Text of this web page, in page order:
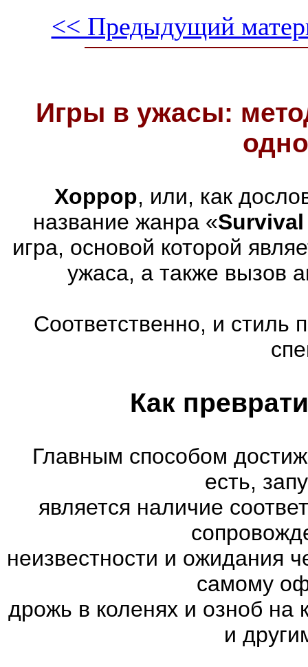
<< Предыдущий
Игры в ужасы:
Хоррор, или, как
название жанра «
игра, основой которой
ужаса, а также вызов
Соответственно, и стиль
Как
Главным способом
есть,
является наличие
неизвестности и ожидания
самому
дрожь в коленях и озноб на
и